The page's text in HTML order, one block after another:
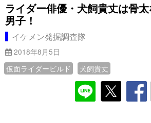
ライダー俳優・犬飼貴丈は骨
男子！
イケメン発掘調査隊
2018年8月5日
仮面ライダービルド
犬飼貴丈